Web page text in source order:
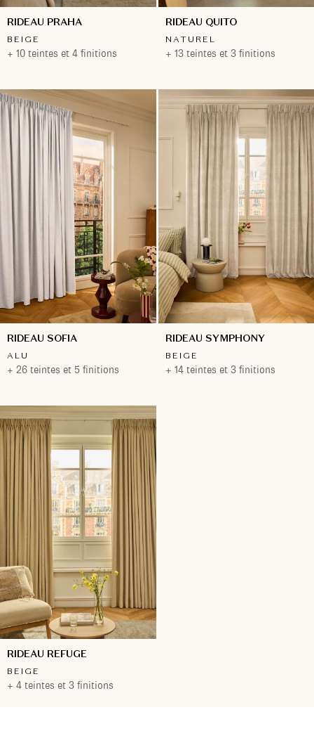
RIDEAU PRAHA
BEIGE
+ 10 teintes et 4 finitions
RIDEAU QUITO
NATUREL
+ 13 teintes et 3 finitions
RIDEAU SOFIA
ALU
+ 26 teintes et 5 finitions
RIDEAU SYMPHONY
BEIGE
+ 14 teintes et 3 finitions
RIDEAU REFUGE
BEIGE
+ 4 teintes et 3 finitions